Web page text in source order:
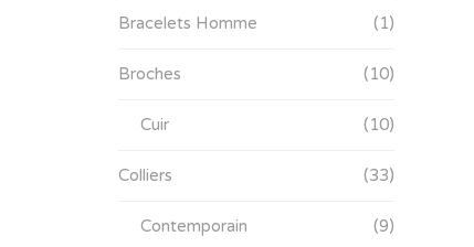
Bracelets Homme (1)
Broches (10)
Cuir (10)
Colliers (33)
Contemporain (9)